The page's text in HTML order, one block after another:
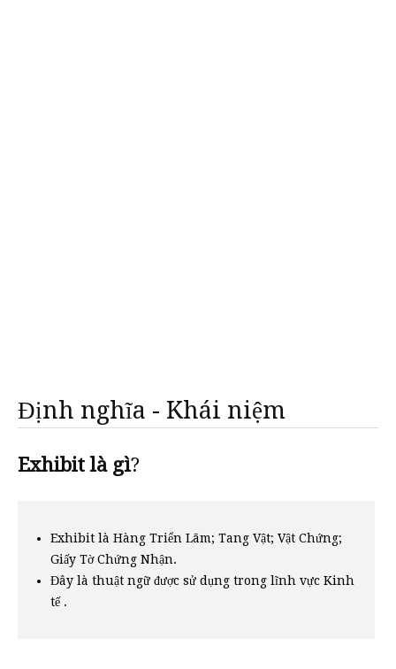
Định nghĩa - Khái niệm
Exhibit là gì?
Exhibit là Hàng Triển Lãm; Tang Vật; Vật Chứng;
Giấy Tờ Chứng Nhận.
Đây là thuật ngữ được sử dụng trong lĩnh vực Kinh
tế .